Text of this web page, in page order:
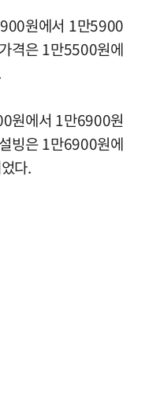
원에서 1만5900
격은 1만5500원에
원에서 1만6900원
빙은 1만6900원에
다.